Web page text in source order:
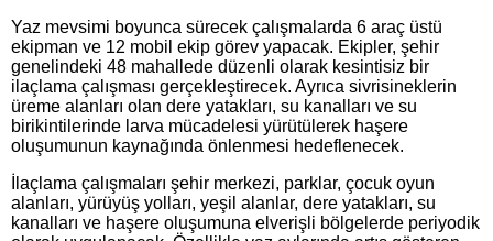
Yaz mevsimi boyunca sürecek çalışmalarda 6 araç üstü
ekipman ve 12 mobil ekip görev yapacak. Ekipler, şehir
genelindeki 48 mahallede düzenli olarak kesintisiz bir
ilaçlama çalışması gerçekleştirecek. Ayrıca sivrisineklerin
üreme alanları olan dere yatakları, su kanalları ve su
birikintilerinde larva mücadelesi yürütülerek haşere
oluşumunun kaynağında önlenmesi hedeflenecek.
İlaçlama çalışmaları şehir merkezi, parklar, çocuk oyun
alanları, yürüyüş yolları, yeşil alanlar, dere yatakları, su
kanalları ve haşere oluşumuna elverişli bölgelerde periyodik